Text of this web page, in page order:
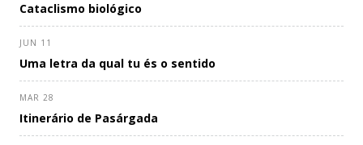
Cataclismo biológico
JUN 11
Uma letra da qual tu és o sentido
MAR 28
Itinerário de Pasárgada